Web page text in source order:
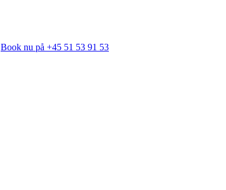
Book nu på +45 51 53 91 53